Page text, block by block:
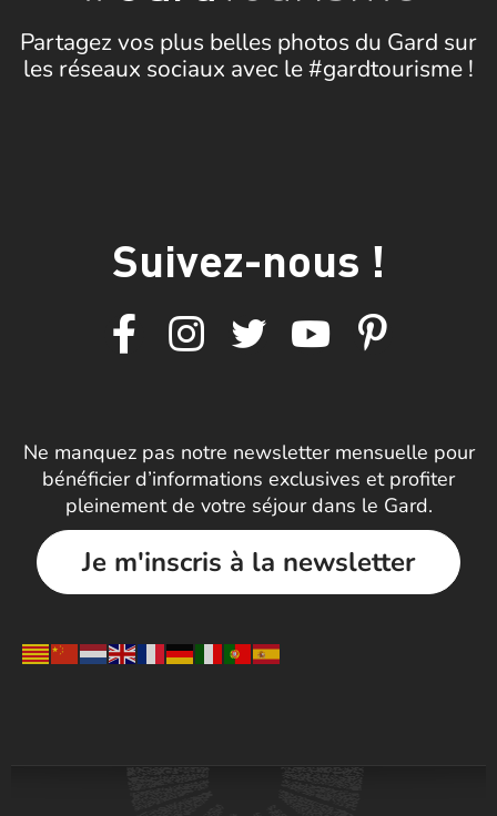
Partagez vos plus belles photos du Gard sur
les réseaux sociaux avec le #gardtourisme !
Suivez-nous !
Ne manquez pas notre newsletter mensuelle pour
bénéficier d’informations exclusives et profiter
pleinement de votre séjour dans le Gard.
Je m'inscris à la newsletter